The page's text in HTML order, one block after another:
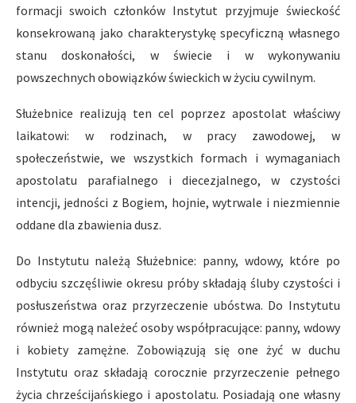
formacji swoich członków Instytut przyjmuje świeckość
konsekrowaną jako charakterystykę specyficzną własnego
stanu doskonałości, w świecie i w wykonywaniu
powszechnych obowiązków świeckich w życiu cywilnym.
Służebnice realizują ten cel poprzez apostolat właściwy
laikatowi: w rodzinach, w pracy zawodowej, w
społeczeństwie, we wszystkich formach i wymaganiach
apostolatu parafialnego i diecezjalnego, w czystości
intencji, jedności z Bogiem, hojnie, wytrwale i niezmiennie
oddane dla zbawienia dusz.
Do Instytutu należą Służebnice: panny, wdowy, które po
odbyciu szczęśliwie okresu próby składają śluby czystości i
posłuszeństwa oraz przyrzeczenie ubóstwa. Do Instytutu
również mogą należeć osoby współpracujące: panny, wdowy
i kobiety zamężne. Zobowiązują się one żyć w duchu
Instytutu oraz składają corocznie przyrzeczenie pełnego
życia chrześcijańskiego i apostolatu. Posiadają one własny